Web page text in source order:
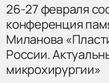
26-27 февраля
конференция
Миланова
России.
микрохирургии»